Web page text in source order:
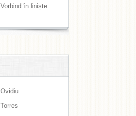
Vorbind în liniște
Ovidiu
Torres